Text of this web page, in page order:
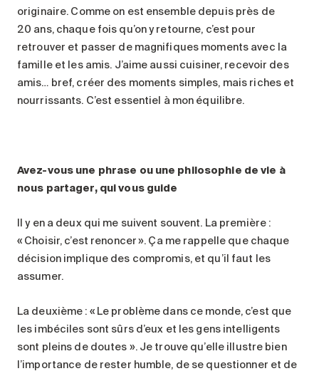
originaire. Comme on est ensemble depuis près de
20 ans, chaque fois qu’on y retourne, c’est pour
retrouver et passer de magnifiques moments avec la
famille et les amis. J’aime aussi cuisiner, recevoir des
amis… bref, créer des moments simples, mais riches et
nourrissants. C’est essentiel à mon équilibre.
Avez-vous une phrase ou une philosophie de vie à
nous partager, qui vous guide
Il y en a deux qui me suivent souvent. La première :
« Choisir, c’est renoncer ». Ça me rappelle que chaque
décision implique des compromis, et qu’il faut les
assumer.
La deuxième : « Le problème dans ce monde, c’est que
les imbéciles sont sûrs d’eux et les gens intelligents
sont pleins de doutes ». Je trouve qu’elle illustre bien
l’importance de rester humble, de se questionner et de